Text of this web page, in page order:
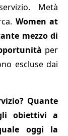
Metà
Women at
mezzo di
per
escluse dai
Quante
obiettivi a
oggi la